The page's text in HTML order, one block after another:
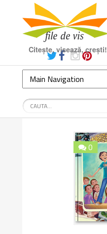
Citește, visează, crești!
0